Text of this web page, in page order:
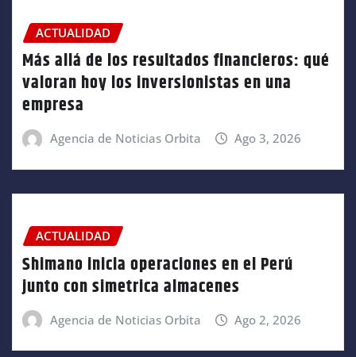
ACTUALIDAD
Más allá de los resultados financieros: qué
valoran hoy los inversionistas en una
empresa
Agencia de Noticias Orbita Ago 3, 2026
ACTUALIDAD
Shimano inicia operaciones en el Perú
junto con simetrica almacenes
Agencia de Noticias Orbita Ago 2, 2026